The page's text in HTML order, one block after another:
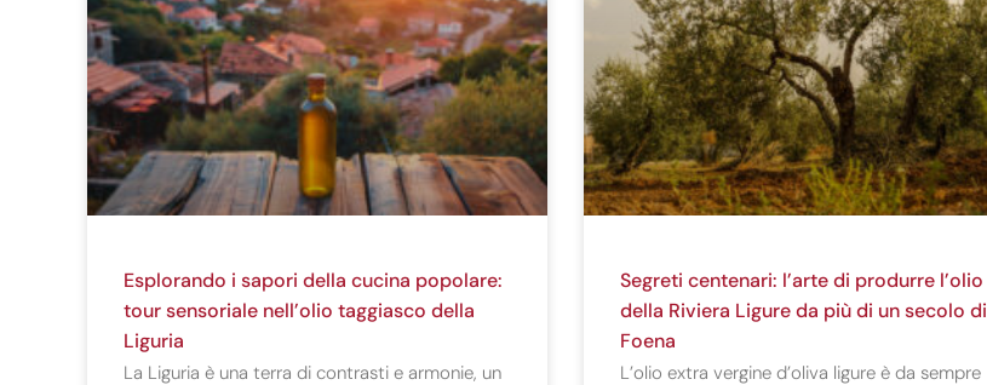
Esplorando i sapori della cucina popolare:
tour sensoriale nell’olio taggiasco della
Liguria
La Liguria è una terra di contrasti e armonie, un
Segreti centenari: l’arte di produrre l’olio
della Riviera Ligure da più di un secolo di
Foena
L’olio extra vergine d’oliva ligure è da sempre